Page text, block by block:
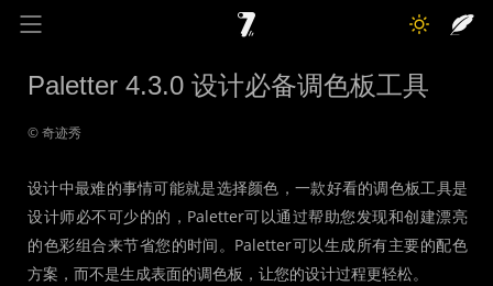
色彩库
Paletter 4.3.0 设计必备调色板工具
© 奇迹秀
设计中最难的事情可能就是选择颜色，一款好看的调色板工具是
设计师必不可少的的，Paletter可以通过帮助您发现和创建漂亮
的色彩组合来节省您的时间。Paletter可以生成所有主要的配色
方案，而不是生成表面的调色板，让您的设计过程更轻松。